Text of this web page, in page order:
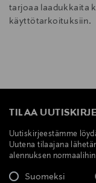
tarjoaa laadukkaita
käyttötarkoituksiin.
TILAA
Uutiskirjeestämme
Uutena tilaajana
alennuksen
Suomeksi